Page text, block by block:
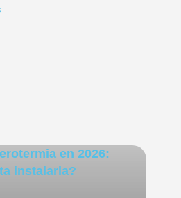
en 2026:
instalarla?